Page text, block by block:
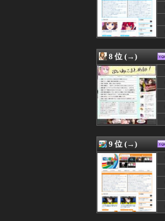
8 位 (→)
9 位 (→)